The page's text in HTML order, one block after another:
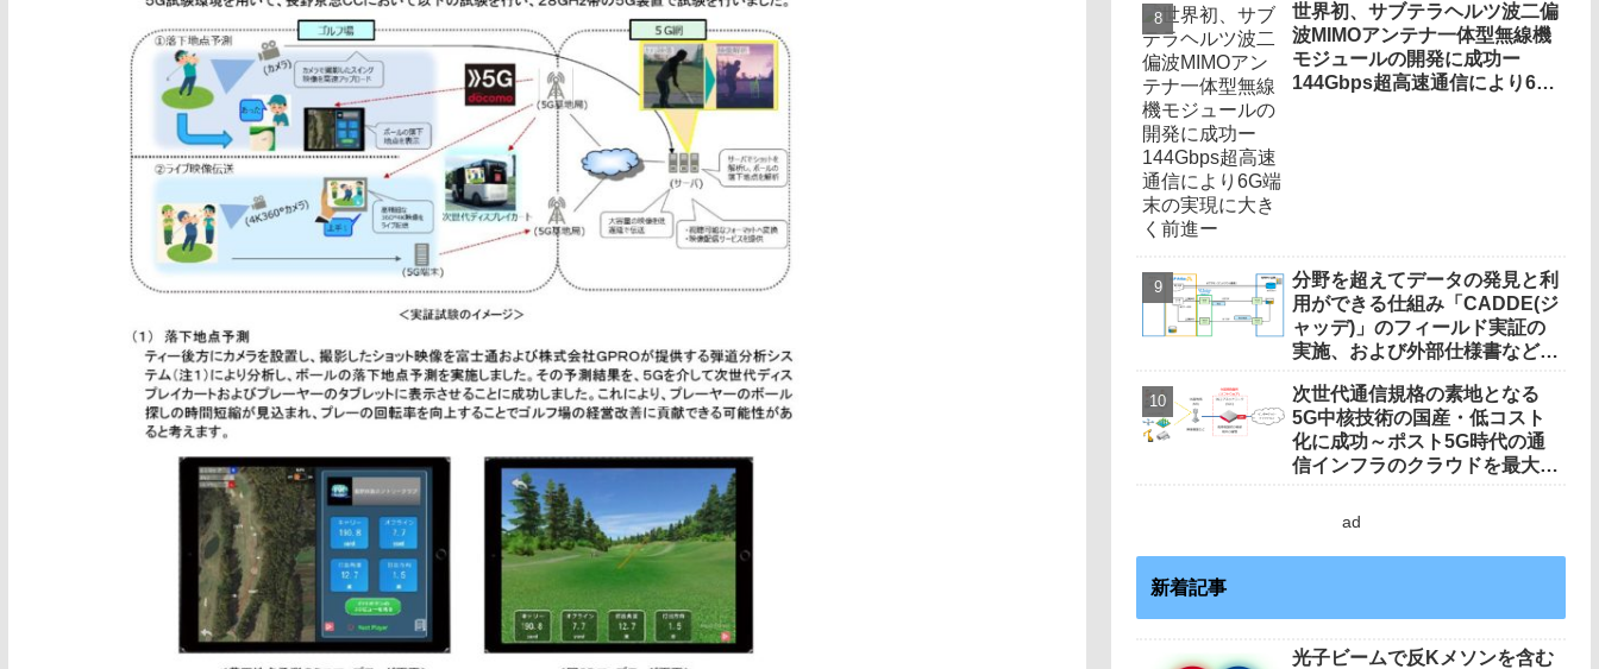
世界初、サブテラヘルツ波二偏
波MIMOアンテナ一体型無線機
モジュールの開発に成功ー
144Gbps超高速通信により6G
分野を超えてデータの発見と利
用ができる仕組み「CADDE(ジ
ャッデ)」のフィールド実証の
実施、および外部仕様書などの
次世代通信規格の素地となる
5G中核技術の国産・低コスト
化に成功～ポスト5G時代の通
信インフラのクラウドを最大に
ad
新着記事
光子ビームで反Kメソンを含む